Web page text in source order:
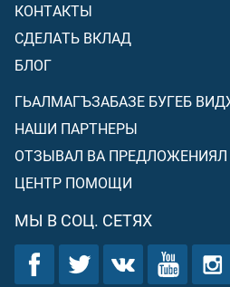
КОНТАКТЫ
СДЕЛАТЬ ВКЛАД
БЛОГ
ГЬАЛМАГЪЗАБАЗЕ БУГЕБ
НАШИ ПАРТНЕРЫ
ОТЗЫВАЛ ВА ПРЕДЛОЖЕНИЯЛ
ЦЕНТР ПОМОЩИ
МЫ В СОЦ. СЕТЯХ